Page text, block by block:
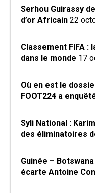
Serhou Guirassy
d’or Africain 22
Classement FIFA :
dans le monde 17
Où en est le
FOOT224 a
Syli National :
des éliminatoires
Guinée –
écarte Antoine